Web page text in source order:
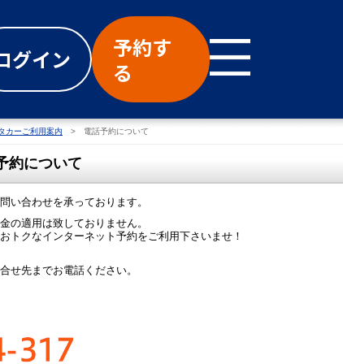
グイン
予約す
る
カーご利用案内 電話予約について
約について
い合わせを承っております。
の適用は致しておりません。
トクなインターネット予約をご利用下さいませ！
せ先までお電話ください。